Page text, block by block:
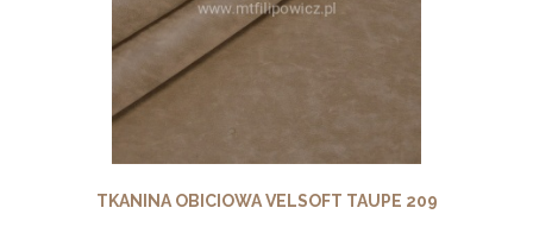
TKANINA OBICIOWA VELSOFT TAUPE 209